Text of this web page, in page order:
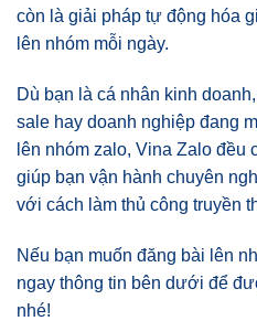
còn là giải pháp tự động hóa
lên nhóm mỗi ngày.
Dù bạn là cá nhân kinh
sale hay doanh nghiệp đang
lên nhóm zalo, Vina Zalo đều
giúp bạn vận hành chuyên
với cách làm thủ công truyền
Nếu bạn muốn đăng bài lên
ngay thông tin bên dưới để
nhé!